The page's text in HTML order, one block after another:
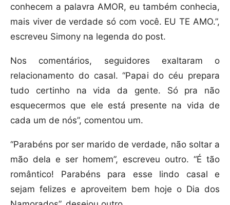
conhecem a palavra AMOR, eu também conhecia,
mais viver de verdade só com você. EU TE AMO.”,
escreveu Simony na legenda do post.
Nos comentários, seguidores exaltaram o
relacionamento do casal. “Papai do céu prepara
tudo certinho na vida da gente. Só pra não
esquecermos que ele está presente na vida de
cada um de nós”, comentou um.
“Parabéns por ser marido de verdade, não soltar a
mão dela e ser homem”, escreveu outro. “É tão
romântico! Parabéns para esse lindo casal e
sejam felizes e aproveitem bem hoje o Dia dos